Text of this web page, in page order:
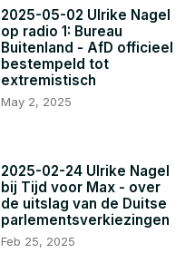
2025-05-02 Ulrike Nagel
op radio 1: Bureau
Buitenland - AfD officieel
bestempeld tot
extremistisch
May 2, 2025
2025-02-24 Ulrike Nagel
bij Tijd voor Max - over
de uitslag van de Duitse
parlementsverkiezingen
Feb 25, 2025